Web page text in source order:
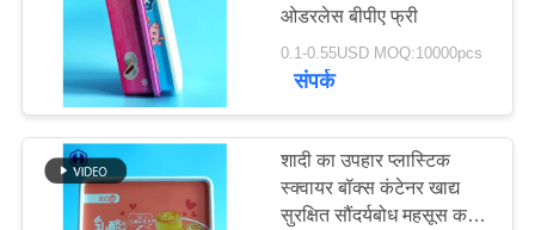
गोपनीयता
ओडरलेस बीपीए फ्री
0.1-0.55USD MOQ:10000pcs
संपर्क
शादी का उपहार प्लास्टिक
स्क्वायर बॉक्स कंटेनर खाद्य
सुरक्षित सौंदर्यबोध महसूस कर